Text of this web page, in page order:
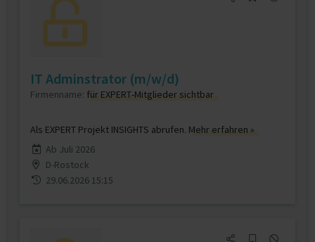
IT Adminstrator (m/w/d)
Firmenname: für EXPERT-Mitglieder sichtbar
Als EXPERT Projekt INSIGHTS abrufen. Mehr erfahren »
Ab Juli 2026
D-Rostock
29.06.2026 15:15